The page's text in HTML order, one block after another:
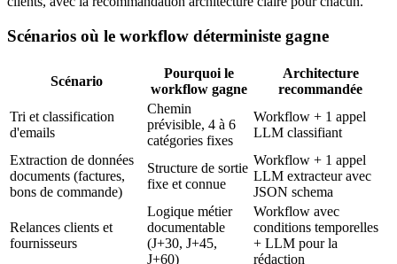
Scénarios où le workflow déterministe gagne
Scénario
Pourquoi le
workflow gagne
Architecture
recommandée
Tri et classification
d'emails
Chemin
prévisible, 4 à 6
catégories fixes
Workflow + 1 appel
LLM classifiant
Extraction de données
documents (factures,
bons de commande)
Structure de sortie
fixe et connue
Workflow + 1 appel
LLM extracteur avec
JSON schema
Relances clients et
fournisseurs
Logique métier
documentable
(J+30, J+45,
J+60)
Workflow avec
conditions temporelles
+ LLM pour la
rédaction